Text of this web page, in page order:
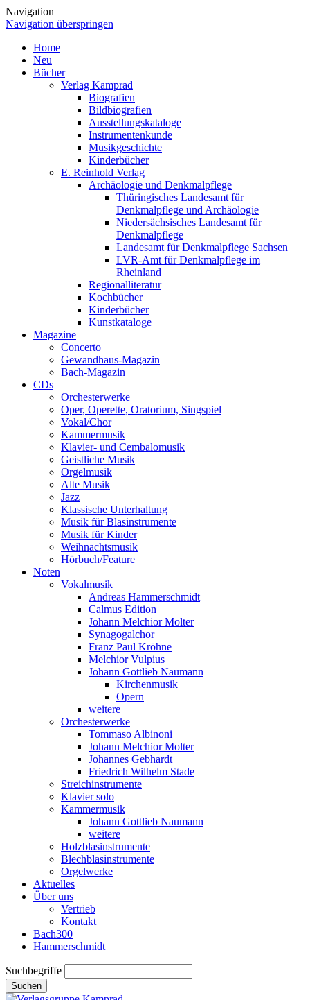
Navigation
Navigation überspringen
Home
Neu
Bücher
Verlag Kamprad
Biografien
Bildbiografien
Ausstellungskataloge
Instrumentenkunde
Musikgeschichte
Kinderbücher
E. Reinhold Verlag
Archäologie und Denkmalpflege
Thüringisches Landesamt für
Denkmalpflege und Archäologie
Niedersächsisches Landesamt für
Denkmalpflege
Landesamt für Denkmalpflege Sachsen
LVR-Amt für Denkmalpflege im
Rheinland
Regionalliteratur
Kochbücher
Kinderbücher
Kunstkataloge
Magazine
Concerto
Gewandhaus-Magazin
Bach-Magazin
CDs
Orchesterwerke
Oper, Operette, Oratorium, Singspiel
Vokal/Chor
Kammermusik
Klavier- und Cembalomusik
Geistliche Musik
Orgelmusik
Alte Musik
Jazz
Klassische Unterhaltung
Musik für Blasinstrumente
Musik für Kinder
Weihnachtsmusik
Hörbuch/Feature
Noten
Vokalmusik
Andreas Hammerschmidt
Calmus Edition
Johann Melchior Molter
Synagogalchor
Franz Paul Kröhne
Melchior Vulpius
Johann Gottlieb Naumann
Kirchenmusik
Opern
weitere
Orchesterwerke
Tommaso Albinoni
Johann Melchior Molter
Johannes Gebhardt
Friedrich Wilhelm Stade
Streichinstrumente
Klavier solo
Kammermusik
Johann Gottlieb Naumann
weitere
Holzblasinstrumente
Blechblasinstrumente
Orgelwerke
Aktuelles
Über uns
Vertrieb
Kontakt
Bach300
Hammerschmidt
Suchbegriffe
Suchen